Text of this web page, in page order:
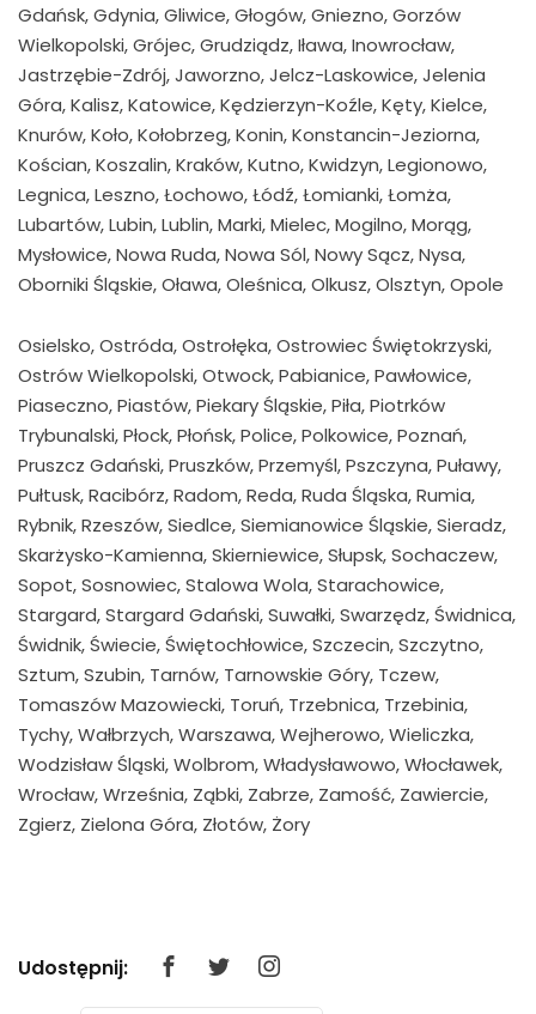
Gdańsk, Gdynia, Gliwice, Głogów, Gniezno, Gorzów
Wielkopolski, Grójec, Grudziądz, Iława, Inowrocław,
Jastrzębie-Zdrój, Jaworzno, Jelcz-Laskowice, Jelenia
Góra, Kalisz, Katowice, Kędzierzyn-Koźle, Kęty, Kielce,
Knurów, Koło, Kołobrzeg, Konin, Konstancin-Jeziorna,
Kościan, Koszalin, Kraków, Kutno, Kwidzyn, Legionowo,
Legnica, Leszno, Łochowo, Łódź, Łomianki, Łomża,
Lubartów, Lubin, Lublin, Marki, Mielec, Mogilno, Morąg,
Mysłowice, Nowa Ruda, Nowa Sól, Nowy Sącz, Nysa,
Oborniki Śląskie, Oława, Oleśnica, Olkusz, Olsztyn, Opole
Osielsko, Ostróda, Ostrołęka, Ostrowiec Świętokrzyski,
Ostrów Wielkopolski, Otwock, Pabianice, Pawłowice,
Piaseczno, Piastów, Piekary Śląskie, Piła, Piotrków
Trybunalski, Płock, Płońsk, Police, Polkowice, Poznań,
Pruszcz Gdański, Pruszków, Przemyśl, Pszczyna, Puławy,
Pułtusk, Racibórz, Radom, Reda, Ruda Śląska, Rumia,
Rybnik, Rzeszów, Siedlce, Siemianowice Śląskie, Sieradz,
Skarżysko-Kamienna, Skierniewice, Słupsk, Sochaczew,
Sopot, Sosnowiec, Stalowa Wola, Starachowice,
Stargard, Stargard Gdański, Suwałki, Swarzędz, Świdnica,
Świdnik, Świecie, Świętochłowice, Szczecin, Szczytno,
Sztum, Szubin, Tarnów, Tarnowskie Góry, Tczew,
Tomaszów Mazowiecki, Toruń, Trzebnica, Trzebinia,
Tychy, Wałbrzych, Warszawa, Wejherowo, Wieliczka,
Wodzisław Śląski, Wolbrom, Władysławowo, Włocławek,
Wrocław, Września, Ząbki, Zabrze, Zamość, Zawiercie,
Zgierz, Zielona Góra, Złotów, Żory
Udostępnij: